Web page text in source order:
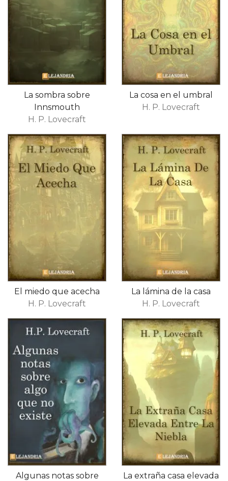
La sombra sobre
Innsmouth
H. P. Lovecraft
La cosa en el umbral
H. P. Lovecraft
El miedo que acecha
H. P. Lovecraft
La lámina de la casa
H. P. Lovecraft
Algunas notas sobre
La extraña casa elevada